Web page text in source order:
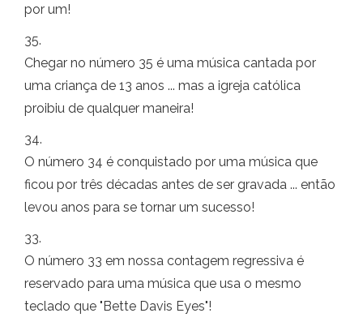
por um!
35.
Chegar no número 35 é uma música cantada por
uma criança de 13 anos ... mas a igreja católica
proibiu de qualquer maneira!
34.
O número 34 é conquistado por uma música que
ficou por três décadas antes de ser gravada ... então
levou anos para se tornar um sucesso!
33.
O número 33 em nossa contagem regressiva é
reservado para uma música que usa o mesmo
teclado que "Bette Davis Eyes"!